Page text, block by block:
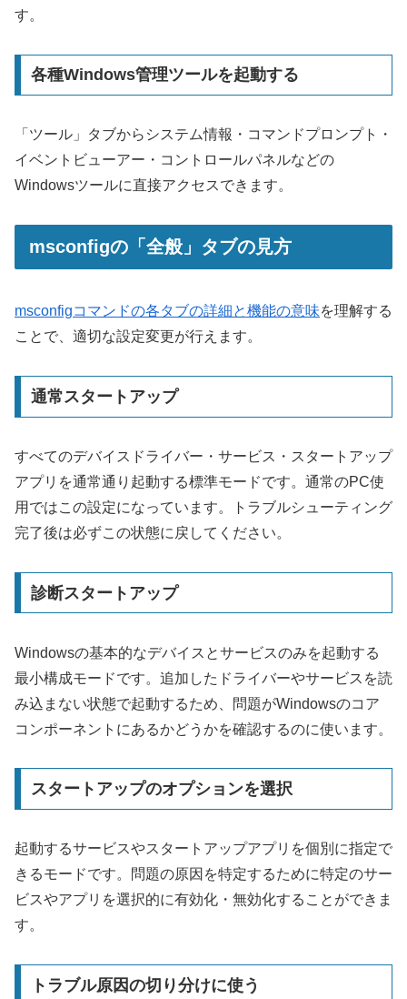
す。
各種Windows管理ツールを起動する
「ツール」タブからシステム情報・コマンドプロンプト・
イベントビューアー・コントロールパネルなどの
Windowsツールに直接アクセスできます。
msconfigの「全般」タブの見方
msconfigコマンドの各タブの詳細と機能の意味を理解する
ことで、適切な設定変更が行えます。
通常スタートアップ
すべてのデバイスドライバー・サービス・スタートアップ
アプリを通常通り起動する標準モードです。通常のPC使
用ではこの設定になっています。トラブルシューティング
完了後は必ずこの状態に戻してください。
診断スタートアップ
Windowsの基本的なデバイスとサービスのみを起動する
最小構成モードです。追加したドライバーやサービスを読
み込まない状態で起動するため、問題がWindowsのコア
コンポーネントにあるかどうかを確認するのに使います。
スタートアップのオプションを選択
起動するサービスやスタートアップアプリを個別に指定で
きるモードです。問題の原因を特定するために特定のサー
ビスやアプリを選択的に有効化・無効化することができま
す。
トラブル原因の切り分けに使う